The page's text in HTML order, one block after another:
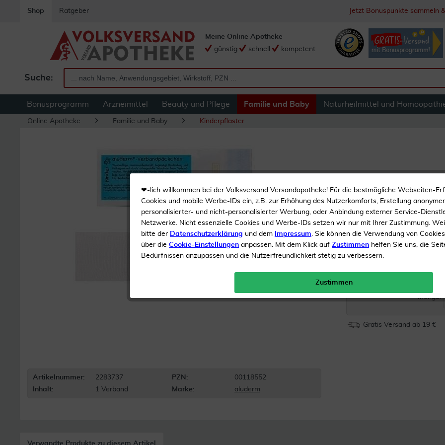
Shop Ratgeber Jetzt Bonuspunkte sammeln
Suche:
Meine Online Apotheke
günstig
schnell kompetent
Bonusprogramm Arzneimittel Beauty und Pflege Familie und Baby Naturheilmittel und
Online Apotheke Familie und Baby Kinderpflaster
Aluderm Kinder
Verband
Elastische Fixierbinde
Sauglage
Artikelnummer: 2283737 PZN:
00118552
Inhalt:
1 Verband Marke: aluderm
Inhalt1 Verband
Menge:
Gratis Versand ab 19 €
Verwandte Produkte zu diesem Artikel
❤-lich willkommen bei der Volksversand Versandapotheke! Für die bestmögliche Webseiten-
Cookies und mobile Werbe-IDs ein, z.B. zur Erhöhung des Nutzerkomforts, Erstellung
personalisierter- und nicht-personalisierter Werbung, oder Anbindung externer Service-
Netzwerke. Nicht essenzielle Cookies und Werbe-IDs setzen wir nur mit Ihrer Zustimmung.
bitte der Datenschutzerklärung und dem Impressum. Sie können die Verwendung von Cookies
über die Cookie-Einstellungen anpassen. Mit dem Klick auf Zustimmen helfen Sie uns, die
Bedürfnissen anzupassen und die Nutzerfreundlichkeit stetig zu verbessern.
Zustimmen